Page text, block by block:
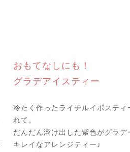
おもてなしにも！
グラデアイスティー
冷たく作ったライチルイボスティ
れて。
だんだん溶け出した紫色がグラ
キレイなアレンジティー♪